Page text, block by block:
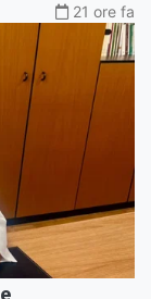
21 ore fa